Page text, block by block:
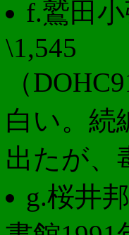
f.鷲田
\1,545
（
白い。続
出たが、
g.桜井